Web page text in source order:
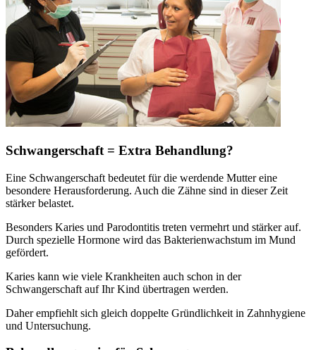
Schwangerschaft = Extra Behandlung?
Eine Schwangerschaft bedeutet für die werdende Mutter eine
besondere Herausforderung. Auch die Zähne sind in dieser Zeit
stärker belastet.
Besonders Karies und Parodontitis treten vermehrt und stärker auf.
Durch spezielle Hormone wird das Bakterienwachstum im Mund
gefördert.
Karies kann wie viele Krankheiten auch schon in der
Schwangerschaft auf Ihr Kind übertragen werden.
Daher empfiehlt sich gleich doppelte Gründlichkeit in Zahnhygiene
und Untersuchung.